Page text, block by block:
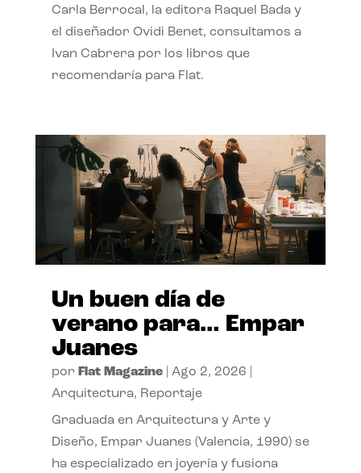
Carla Berrocal, la editora Raquel Bada y
el diseñador Ovidi Benet, consultamos a
Ivan Cabrera por los libros que
recomendaría para Flat.
Un buen día de
verano para… Empar
Juanes
por Flat Magazine| Ago 2, 2026
Arquitectura, Reportaje
Graduada en Arquitectura y Arte y
Diseño, Empar Juanes (Valencia, 1990) se
ha especializado en joyería y fusiona